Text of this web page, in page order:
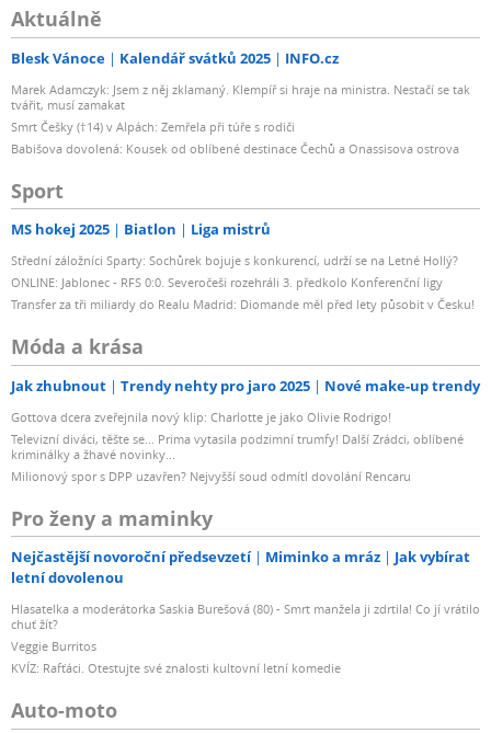
Aktuálně
Blesk Vánoce Kalendář svátků 2025 INFO.cz
Marek Adamczyk: Jsem z něj zklamaný. Klempíř si hraje na ministra. Nestačí se tak
tvářit, musí zamakat
Smrt Češky (†14) v Alpách: Zemřela při túře s rodiči
Babišova dovolená: Kousek od oblíbené destinace Čechů a Onassisova ostrova
Sport
MS hokej 2025 Biatlon Liga mistrů
Střední záložníci Sparty: Sochůrek bojuje s konkurencí, udrží se na Letné Hollý?
ONLINE: Jablonec - RFS 0:0. Severočeši rozehráli 3. předkolo Konferenční ligy
Transfer za tři miliardy do Realu Madrid: Diomande měl před lety působit v Česku!
Móda a krása
Jak zhubnout Trendy nehty pro jaro 2025 Nové make-up trendy
Gottova dcera zveřejnila nový klip: Charlotte je jako Olivie Rodrigo!
Televizní diváci, těšte se... Prima vytasila podzimní trumfy! Další Zrádci, oblíbené
kriminálky a žhavé novinky...
Milionový spor s DPP uzavřen? Nejvyšší soud odmítl dovolání Rencaru
Pro ženy a maminky
Nejčastější novoroční předsevzetí Miminko a mráz
Jak vybírat
letní dovolenou
Hlasatelka a moderátorka Saskia Burešová (80) - Smrt manžela ji zdrtila! Co jí vrátilo
chuť žít?
Veggie Burritos
KVÍZ: Rafťáci. Otestujte své znalosti kultovní letní komedie
Auto-moto